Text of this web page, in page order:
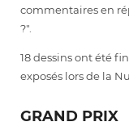
commentaires en
?".
18 dessins ont été
exposés lors de la
GRAND PRIX